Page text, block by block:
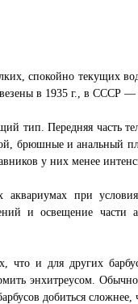
спокойно текущих
в 1935 г., в СССР —
тип. Передняя часть
брюшные и анальный
у них менее
при
и освещение части
что и для других
энхитреусом.
добиться